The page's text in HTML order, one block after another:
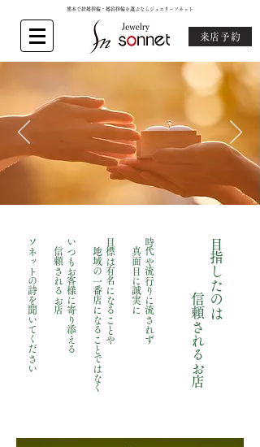
熊本で結婚指輪・婚約指輪を選ぶならジュエリーソネット
来店予約
時代や流行りに流されず​
真面目に誠実に
目標は有名になることや
地域の一番店になることではなく
いつもお客様に寄り添える
信頼されるお店
​ソネットの詩を聞いてください ​目指したのは
信頼されるお店